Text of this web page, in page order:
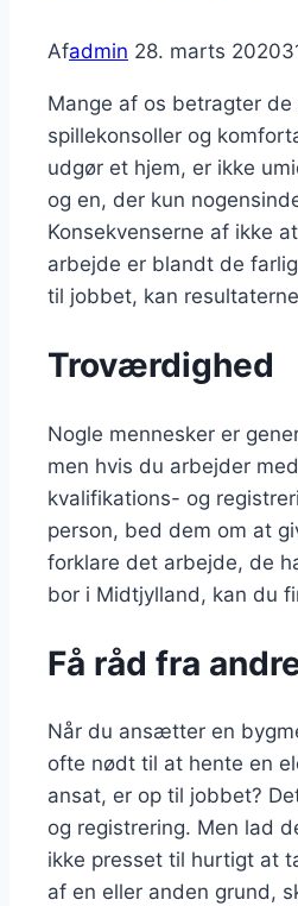
Afadmin 28. marts 2020
Mange af os betragter
spillekonsoller og
udgør et hjem, er ikke
og en, der kun
Konsekvenserne af ikke
arbejde er blandt de
til jobbet, kan
Troværdighed
Nogle mennesker er
men hvis du arbejder
kvalifikations- og
person, bed dem om at
forklare det arbejde, de
bor i Midtjylland, kan du
Få råd fra
Når du ansætter en
ofte nødt til at hente en
ansat, er op til jobbet?
og registrering. Men lad
ikke presset til hurtigt at
af en eller anden grund,